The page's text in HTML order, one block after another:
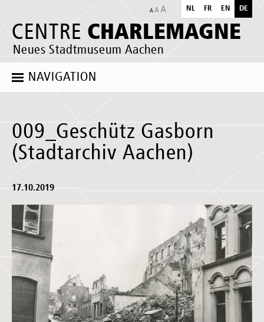
CENTRE CHARLEMAGNE
Neues Stadtmuseum Aachen
NL FR EN DE
NAVIGATION
009_Geschütz Gasborn
(Stadtarchiv Aachen)
17.10.2019